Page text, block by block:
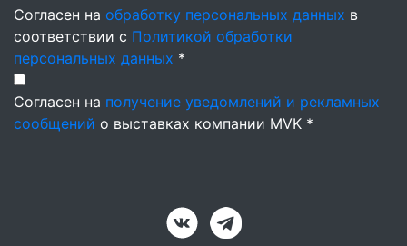
Согласен на обработку персональных данных в
соответствии с Политикой обработки
персональных данных *
Согласен на получение уведомлений и рекламных
сообщений о выставках компании MVK *